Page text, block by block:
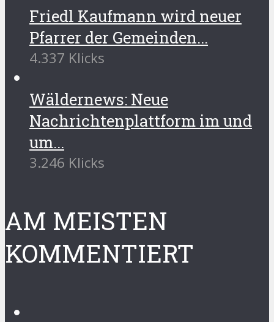
Friedl Kaufmann wird neuer
Pfarrer der Gemeinden...
4.337 Klicks
Wäldernews: Neue
Nachrichtenplattform im und
um...
3.246 Klicks
AM MEISTEN
KOMMENTIERT